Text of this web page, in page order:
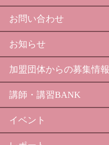
お問い合わせ
お知らせ
加盟団体からの募集情報
講師・講習BANK
イベント